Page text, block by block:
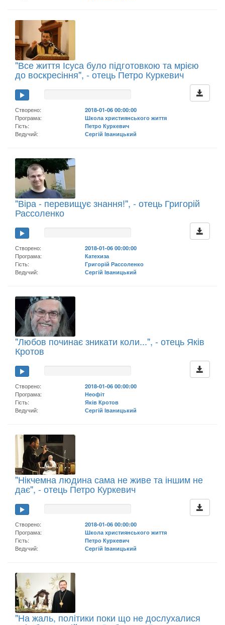
"Все життя Ісуса було підготовкою та мрією
до воскресіння", - отець Петро Куркевич
Створено:
2018-01-06 00:00:00
Програма:
Школа християнського життя
Гість:
Петро Куркевич
Ведучий:
Сергій Іваницький
"Віра - перевищує знання!", - отець Григорій
Рассоленко
Створено:
2018-01-06 00:00:00
Програма:
Катехиза
Гість:
Григорій Рассоленко
Ведучий:
Сергій Іваницький
"Любов починає зникати коли...", - отець Яків
Кротов
Створено:
2018-01-06 00:00:00
Програма:
Неофіт
Гість:
Яків Кротов
Ведучий:
Сергій Іваницький
"Нікчемна людина сама не живе та іншим не
дає", - отець Петро Куркевич
Створено:
2018-01-06 00:00:00
Програма:
Школа християнського життя
Гість:
Петро Куркевич
Ведучий:
Сергій Іваницький
"На жаль, політики поки що не дослухалися